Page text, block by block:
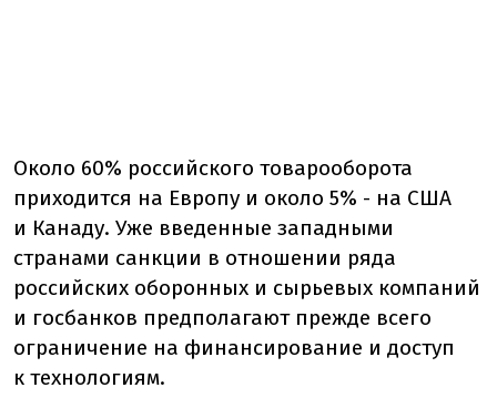
Около 60% российского товарооборота
приходится на Европу и около 5% - на США
и Канаду. Уже введенные западными
странами санкции в отношении ряда
российских оборонных и сырьевых компаний
и госбанков предполагают прежде всего
ограничение на финансирование и доступ
к технологиям.